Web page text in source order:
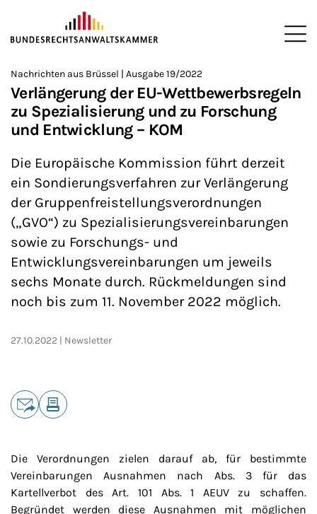
ZUM HAUPTINHALT SPRINGEN
Sie befinden sich hier:
>
Startseite
>
Newsroom
>
Newsletter
>
Nachrichten aus Brüssel
Nachrichten aus Brüssel | Ausgabe 19/2022
Verlängerung der EU-Wettbewerbsregeln
zu Spezialisierung und zu Forschung
und Entwicklung – KOM
Die Europäische Kommission führt derzeit
ein Sondierungsverfahren zur Verlängerung
der Gruppenfreistellungsverordnungen
(„GVO“) zu Spezialisierungsvereinbarungen
sowie zu Forschungs- und
Entwicklungsvereinbarungen um jeweils
sechs Monate durch. Rückmeldungen sind
noch bis zum 11. November 2022 möglich.
27.10.2022 Newsletter
Teilen
Die Verordnungen zielen darauf ab, für bestimmte
Vereinbarungen Ausnahmen nach Abs. 3 für das
Kartellverbot des Art. 101 Abs. 1 AEUV zu schaffen.
Begründet werden diese Ausnahmen mit möglichen